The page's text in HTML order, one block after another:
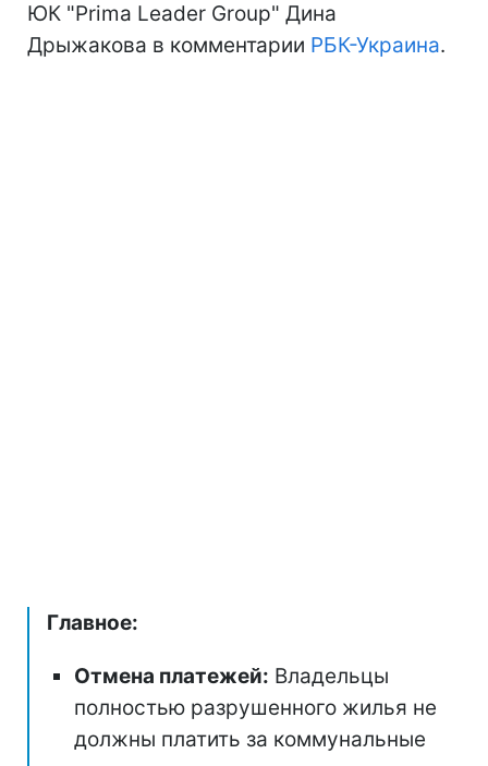
ЮК "Prima Leader Group" Дина
Дрыжакова в комментарии РБК-Украина.
Главное:
Отмена платежей: Владельцы
полностью разрушенного жилья не
должны платить за коммунальные